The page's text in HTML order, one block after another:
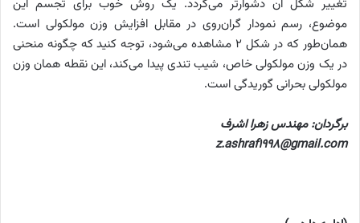
تغییر شکل آن دشوارتر می‌گردد. یک روش خوب برای تجسم این
موضوع، رسم نمودار گران‌روی در مقابل افزایش وزن مولکولی است.
همان‌طور که در شکل ۲ مشاهده می‌شود، توجه کنید که چگونه منحنی
در یک وزن مولکولی خاص، شیب تندی پیدا می‌کند، این نقطه همان وزن
مولکولی بحرانی گوریدگی است.
برگردان: مهندس زهرا اشرف
z.ashraf1998@gmail.com